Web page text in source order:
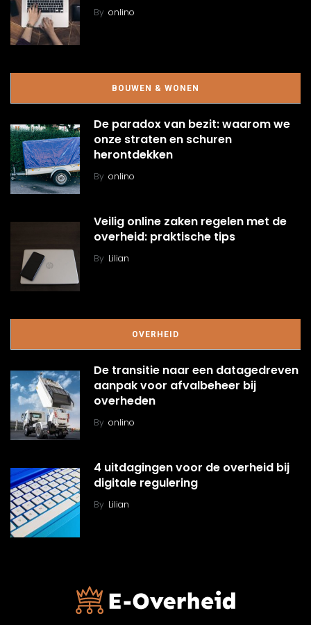
By onlino
BOUWEN & WONEN
De paradox van bezit: waarom we
onze straten en schuren
herontdekken
By onlino
Veilig online zaken regelen met de
overheid: praktische tips
By Lilian
OVERHEID
De transitie naar een datagedreven
aanpak voor afvalbeheer bij
overheden
By onlino
4 uitdagingen voor de overheid bij
digitale regulering
By Lilian